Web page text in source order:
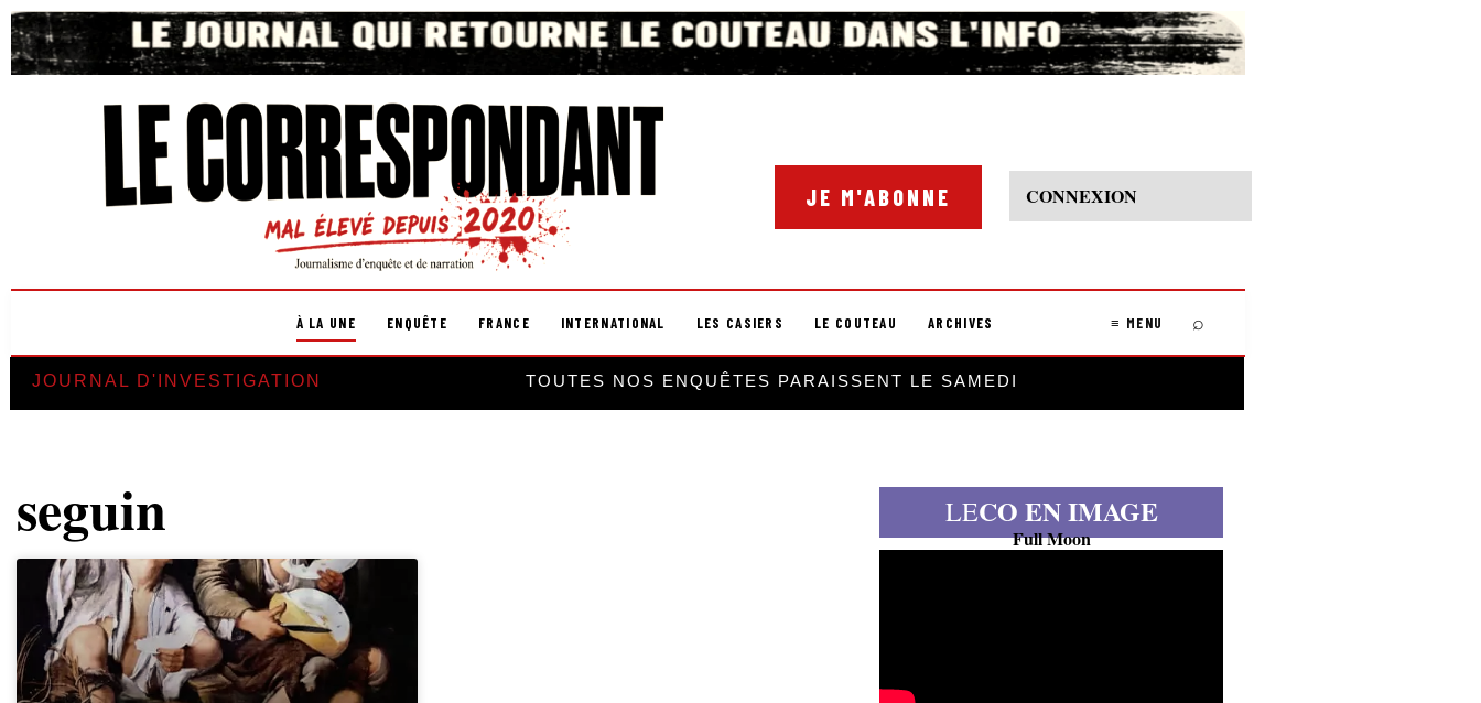
JE M'ABONNE CONNEXION
À LA UNE ENQUÊTE FRANCE INTERNATIONAL LES CASIERS LE COUTEAU ARCHIVES ≡ MENU ⌕
JOURNAL D'INVESTIGATION TOUTES NOS ENQUÊTES PARAISSENT LE SAMEDI
seguin LECO EN IMAGE
Full Moon